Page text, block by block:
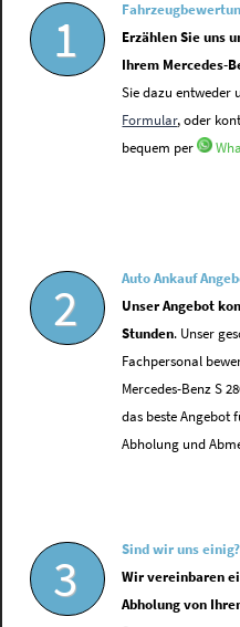
1
Erzählen Sie uns
Ihrem Mercedes-
Sie dazu entweder
Formular, oder
bequem per
2
Auto Ankauf
Unser Angebot
Stunden. Unser
Fachpersonal
Mercedes-Benz S
das beste Angebot
Abholung und
3
Sind wir uns
Wir vereinbaren
Abholung von